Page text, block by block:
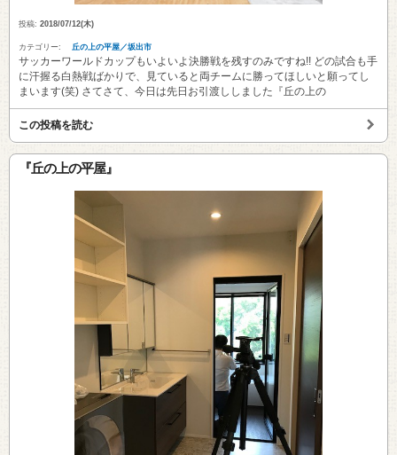
投稿: 2018/07/12(木)
カテゴリー: 丘の上の平屋／坂出市
サッカーワールドカップもいよいよ決勝戦を残すのみですね!! どの試合も手
に汗握る白熱戦ばかりで、見ていると両チームに勝ってほしいと願ってし
まいます(笑) さてさて、今日は先日お引渡ししました『丘の上の
この投稿を読む
『丘の上の平屋』